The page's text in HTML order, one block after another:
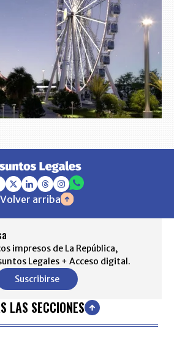
Volver arriba
impresos de La República,
Legales + Acceso digital.
Suscribirse
LAS SECCIONES